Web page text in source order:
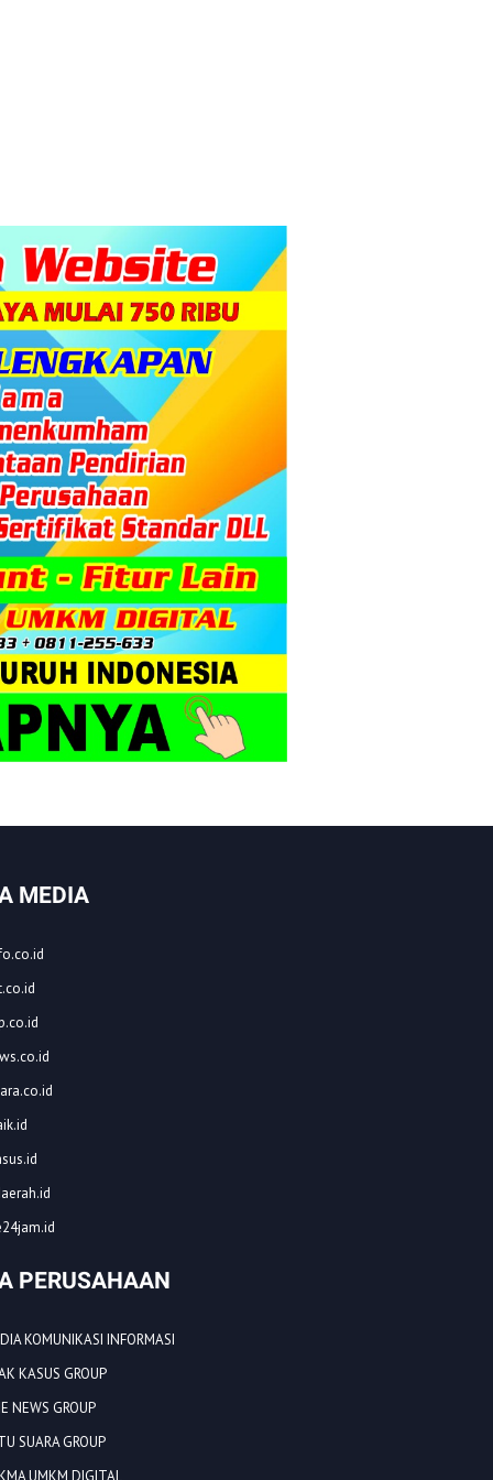
MEDIA
PERUSAHAAN
KOMUNIKASI INFORMASI
KASUS GROUP
NEWS GROUP
SUARA GROUP